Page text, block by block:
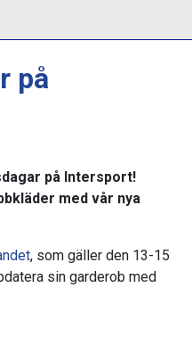
på
på Intersport!
med vår nya
, som gäller den 13-15
sin garderob med